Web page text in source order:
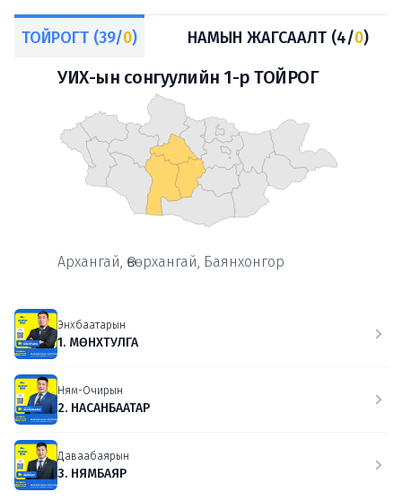
ТОЙРОГТ (39/0) НАМЫН ЖАГСААЛТ (4/0)
УИХ-ын сонгуулийн 1-р ТОЙРОГ
Архангай, Өвөрхангай, Баянхонгор
Энхбаатарын
1. МӨНХТУЛГА
Ням-Очирын
2. НАСАНБААТАР
Даваабаярын
3. НЯМБАЯР